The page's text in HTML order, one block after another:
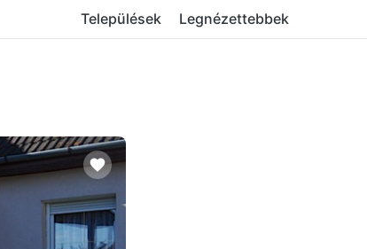
Települések Legnézettebbek